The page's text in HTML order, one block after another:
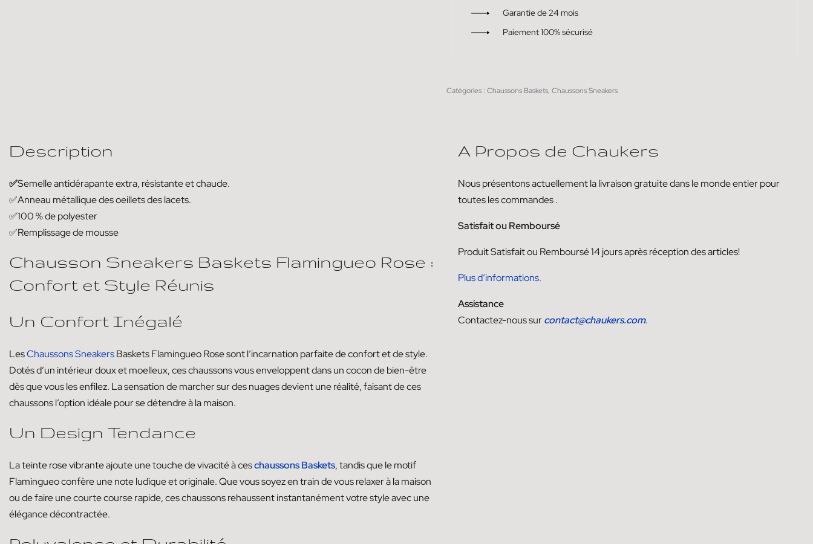
Garantie de 24 mois
Paiement 100% sécurisé
Catégories : Chaussons Baskets, Chaussons Sneakers
Description
✅Semelle antidérapante extra, résistante et chaude.
✅Anneau métallique des oeillets des lacets.
✅100 % de polyester
✅Remplissage de mousse
Chausson Sneakers Baskets Flamingueo Rose :
Confort et Style Réunis
Un Confort Inégalé
LesChaussons SneakersBaskets Flamingueo Rose sont l’incarnation parfaite de confort et de style.
Dotés d’un intérieur doux et moelleux, ces chaussons vous enveloppent dans un cocon de bien-être
dès que vous les enfilez. La sensation de marcher sur des nuages devient une réalité, faisant de ces
chaussons l’option idéale pour se détendre à la maison.
Un Design Tendance
La teinte rose vibrante ajoute une touche de vivacité à ceschaussons Baskets, tandis que le motif
Flamingueo confère une note ludique et originale. Que vous soyez en train de vous relaxer à la maison
ou de faire une courte course rapide, ces chaussons rehaussent instantanément votre style avec une
élégance décontractée.
A Propos de Chaukers
Nous présentons actuellement la livraisongratuite dans le monde entier pour
toutes les commandes.
Satisfait ou Remboursé
ProduitSatisfait ou Remboursé14joursaprès réception des articles!
Plus d’informations.
Assistance
Contactez-nous surcontact@chaukers.com.